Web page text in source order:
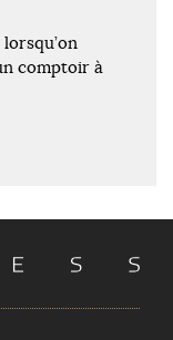
comptoir à